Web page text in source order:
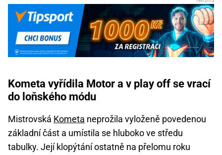
Kometa vyřídila Motor a v play off se vrací
do loňského módu
Mistrovská Kometa neprožila vyloženě povedenou
základní část a umístila se hluboko ve středu
tabulky. Její klopýtání ostatně na přelomu roku